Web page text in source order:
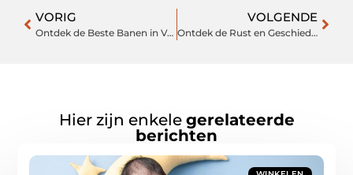
VORIG
Ontdek de Beste Banen in Veenendaal
VOLGENDE
Ontdek de Rust en Geschiedenis van de Begraafplaats in Roosendaal
Hier zijn enkele gerelateerde
berichten